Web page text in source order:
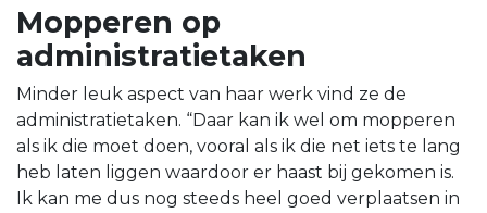
Mopperen op
administratietaken
Minder leuk aspect van haar werk vind ze de
administratietaken. “Daar kan ik wel om mopperen
als ik die moet doen, vooral als ik die net iets te lang
heb laten liggen waardoor er haast bij gekomen is.
Ik kan me dus nog steeds heel goed verplaatsen in